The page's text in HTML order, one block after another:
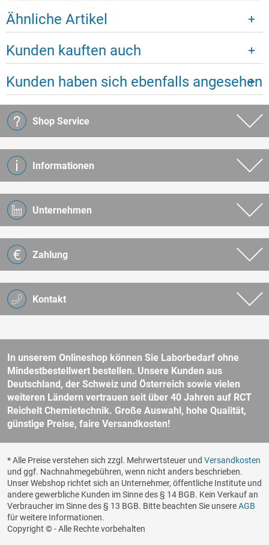
Ähnliche Artikel
Kunden kauften auch
Kunden haben sich ebenfalls angesehen
Kontakt
Shop Service
Informationen
Unternehmen
Zahlung
In unserem Onlineshop können Sie Laborbedarf ohne
Mindestbestellwert bestellen. Unsere Kunden aus
Deutschland, der Schweiz und Österreich sowie vielen
weiteren Ländern vertrauen seit über 40 Jahren auf RCT
Reichelt Chemietechnik. Große Auswahl, hohe Qualität,
günstige Preise, faire Versandkosten!
* Alle Preise verstehen sich zzgl. Mehrwertsteuer und Versandkosten
und ggf. Nachnahmegebühren, wenn nicht anders beschrieben.
Unser Webshop richtet sich an Unternehmer, öffentliche Institute und
andere gewerbliche Kunden im Sinne des § 14 BGB. Kein Verkauf an
Verbraucher im Sinne des § 13 BGB. Bitte beachten Sie unsereAGB
für weitere Informationen.
Copyright © - Alle Rechte vorbehalten